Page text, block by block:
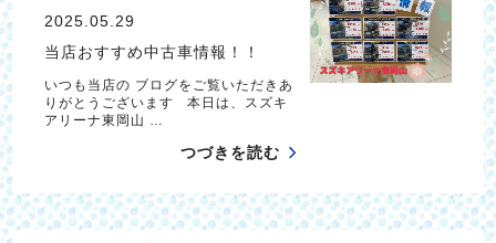
2025.05.29
当店おすすめ中古車情報！！
いつも当店の ブログをご覧いただきあ
りがとうございます 本日は、スズキ
アリーナ東岡山 …
つづきを読む